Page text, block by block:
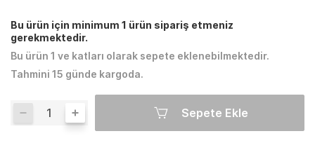
Bu ürün için minimum 1 ürün sipariş etmeniz
gerekmektedir.
Bu ürün 1 ve katları olarak sepete eklenebilmektedir.
Tahmini 15 günde kargoda.
Sepete Ekle